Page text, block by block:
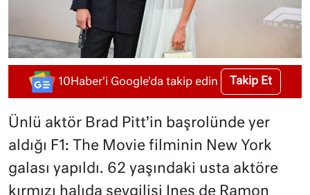
10Haber'i Google'da takip edin Takip Et
Ünlü aktör Brad Pitt’in başrolünde yer
aldığı F1: The Movie filminin New York
galası yapıldı. 62 yaşındaki usta aktöre